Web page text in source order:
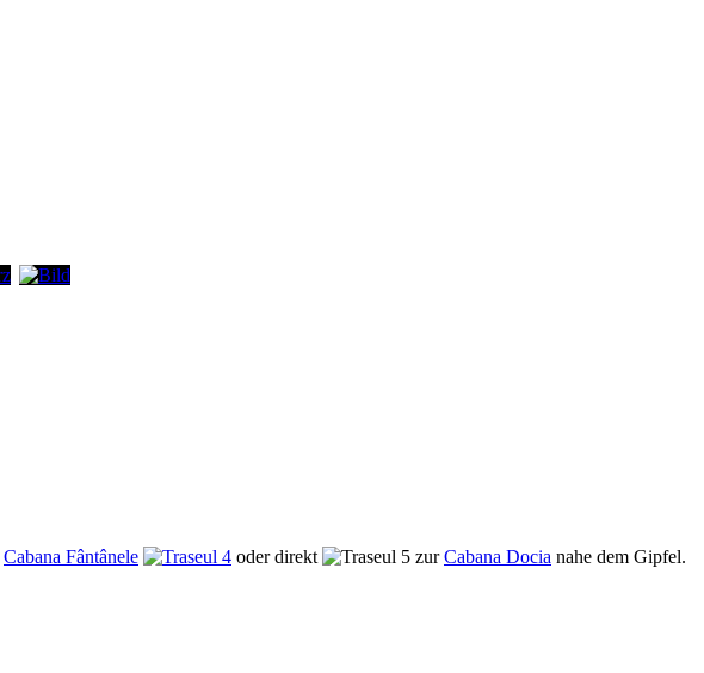
Cabana Fântânele oder direkt zurCabana Docia nahe dem Gipfel.